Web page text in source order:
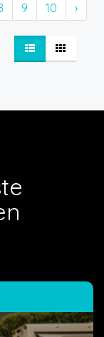
9 10 ›